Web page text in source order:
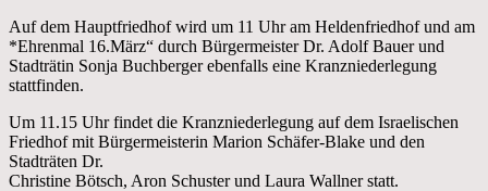
Auf dem Hauptfriedhof wird um 11 Uhr am Heldenfriedhof und am
*Ehrenmal 16.März“ durch Bürgermeister Dr. Adolf Bauer und
Stadträtin Sonja Buchberger ebenfalls eine Kranzniederlegung
stattfinden.
Um 11.15 Uhr findet die Kranzniederlegung auf dem Israelischen
Friedhof mit Bürgermeisterin Marion Schäfer-Blake und den
Stadträten Dr.
Christine Bötsch, Aron Schuster und Laura Wallner statt.